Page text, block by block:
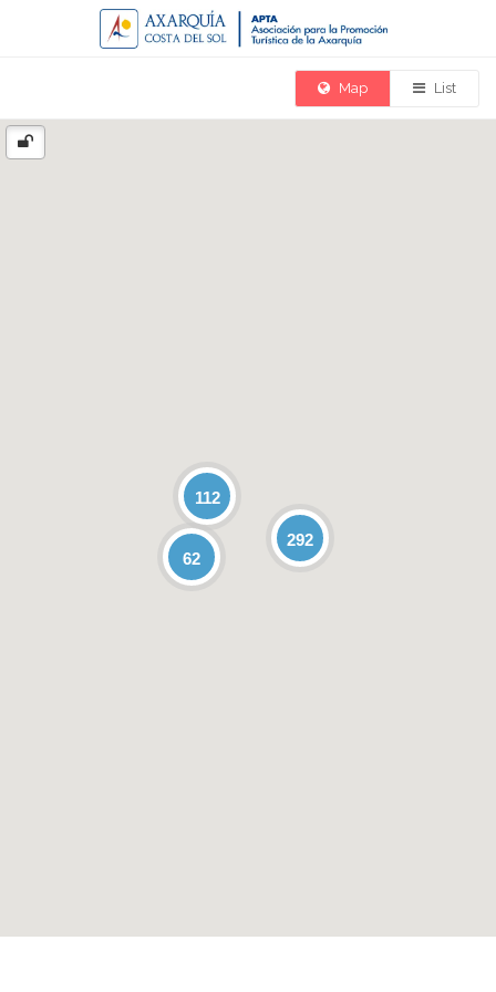
Map List
62
292
112